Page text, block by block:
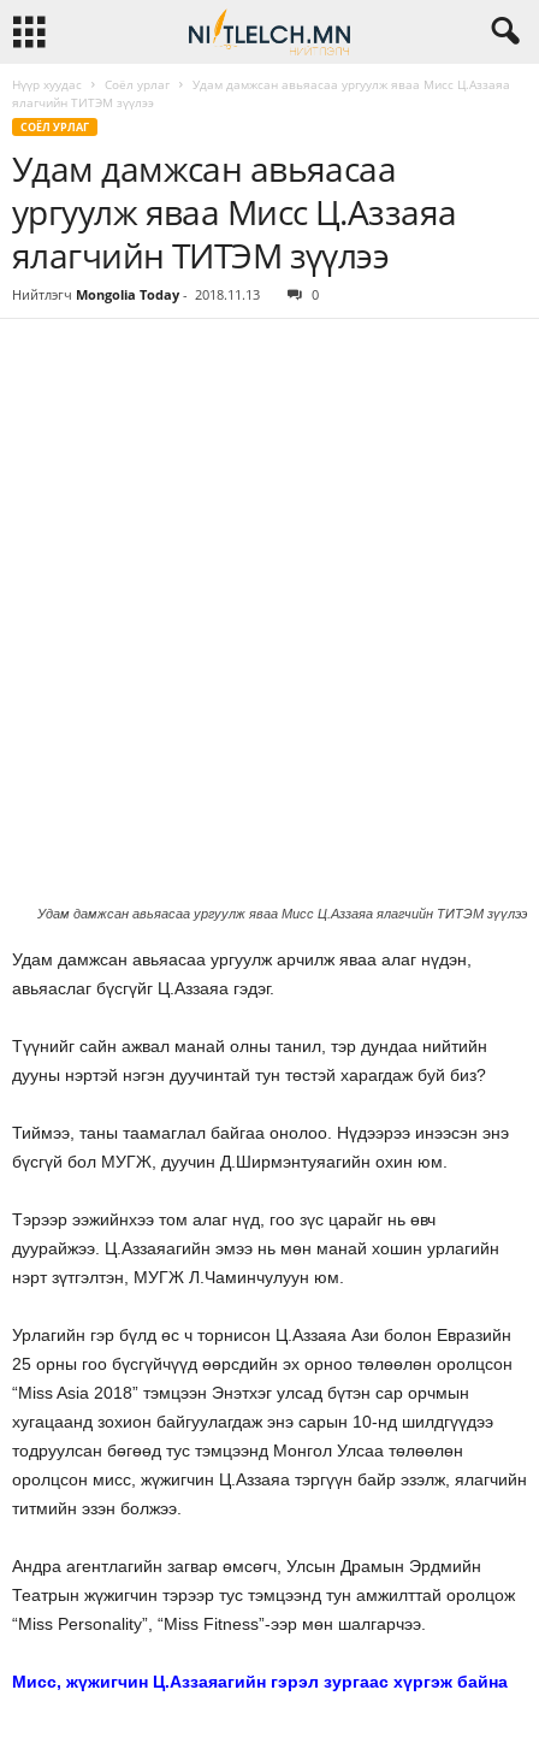
Нүүр хуудас Соёл урлаг
Удам дамжсан авьяасаа ургуулж яваа Мисс Ц.Аззаяа
ялагчийн ТИТЭМ зүүлээ
СОЁЛ УРЛАГ
Удам дамжсан авьяасаа
ургуулж яваа Мисс Ц.Аззаяа
ялагчийн ТИТЭМ зүүлээ
Нийтлэгч Mongolia Today - 2018.11.13 0
Удам дамжсан авьяасаа ургуулж яваа Мисс Ц.Аззаяа ялагчийн ТИТЭМ зүүлээ
Удам дамжсан авьяасаа ургуулж арчилж яваа алаг нүдэн,
авьяаслаг бүсгүйг Ц.Аззаяа гэдэг.
Түүнийг сайн ажвал манай олны танил, тэр дундаа нийтийн
дууны нэртэй нэгэн дуучинтай тун төстэй харагдаж буй биз?
Тиймээ, таны таамаглал байгаа онолоо. Нүдээрээ инээсэн энэ
бүсгүй бол МУГЖ, дуучин Д.Ширмэнтуяагийн охин юм.
Тэрээр ээжийнхээ том алаг нүд, гоо зүс царайг нь өвч
дуурайжээ. Ц.Аззаяагийн эмээ нь мөн манай хошин урлагийн
нэрт зүтгэлтэн, МУГЖ Л.Чаминчулуун юм.
Урлагийн гэр бүлд өс ч торнисон Ц.Аззаяа Ази болон Евразийн
25 орны гоо бүсгүйчүүд өөрсдийн эх орноо төлөөлөн оролцсон
“Miss Asia 2018” тэмцээн Энэтхэг улсад бүтэн сар орчмын
хугацаанд зохион байгуулагдаж энэ сарын 10-нд шилдгүүдээ
тодруулсан бөгөөд тус тэмцээнд Монгол Улсаа төлөөлөн
оролцсон мисс, жүжигчин Ц.Аззаяа тэргүүн байр эзэлж, ялагчийн
титмийн эзэн болжээ.
Андра агентлагийн загвар өмсөгч, Улсын Драмын Эрдмийн
Театрын жүжигчин тэрээр тус тэмцээнд тун амжилттай оролцож
“Miss Personality”, “Miss Fitness”-ээр мөн шалгарчээ.
Мисс, жүжигчин Ц.Аззаяагийн гэрэл зургаас хүргэж байна